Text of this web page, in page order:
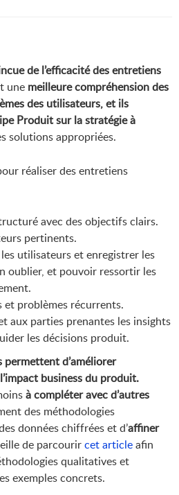
de l’efficacité des entretiens
une meilleure compréhension des
des utilisateurs, et ils
Produit sur la stratégie à
solutions appropriées.
réaliser des entretiens
avec des objectifs clairs.
pertinents.
utilisateurs et enregistrer les
oublier, et pouvoir ressortir les
et problèmes récurrents.
aux parties prenantes les insights
les décisions produit.
permettent d’améliorer
business du produit.
à compléter avec d’autres
des méthodologies
données chiffrées et d’affiner
de parcourircet articleafin
qualitatives et
exemples concrets.